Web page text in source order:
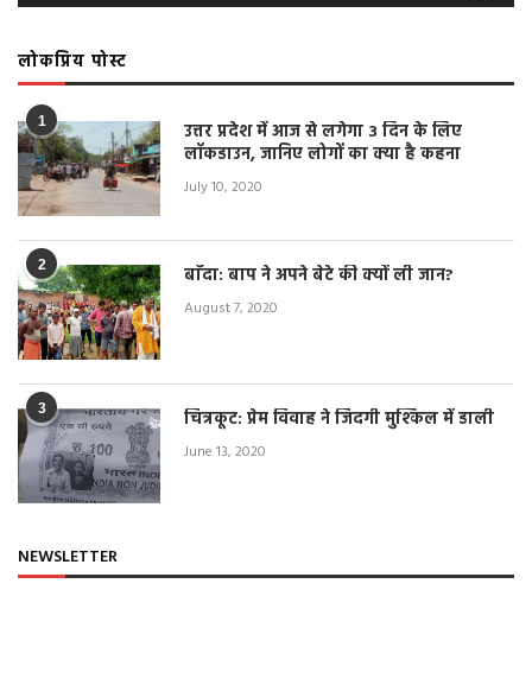
लोकप्रिय पोस्ट
1
उत्तर प्रदेश में आज से लगेगा 3 दिन के लिए
लॉकडाउन, जानिए लोगों का क्या है कहना
July 10, 2020
2 बाँदा: बाप ने अपने बेटे की क्यों ली जान?
August 7, 2020
3 चित्रकूट: प्रेम विवाह ने जिंदगी मुश्किल में डाली
June 13, 2020
NEWSLETTER